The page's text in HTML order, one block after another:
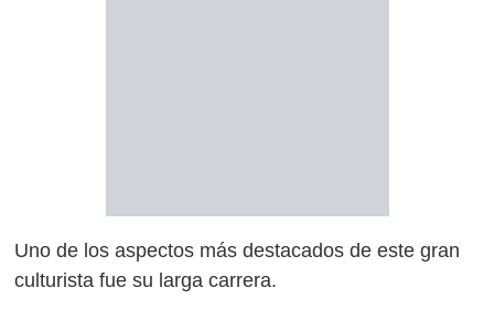
Uno de los aspectos más destacados de este gran
culturista fue su larga carrera.